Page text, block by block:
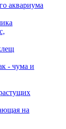
аквариума
- чума и
на